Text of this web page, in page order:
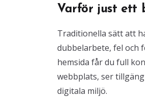
Varför just ett
Traditionella sätt att
dubbelarbete, fel och
hemsida får du full
webbplats, ser
digitala miljö.